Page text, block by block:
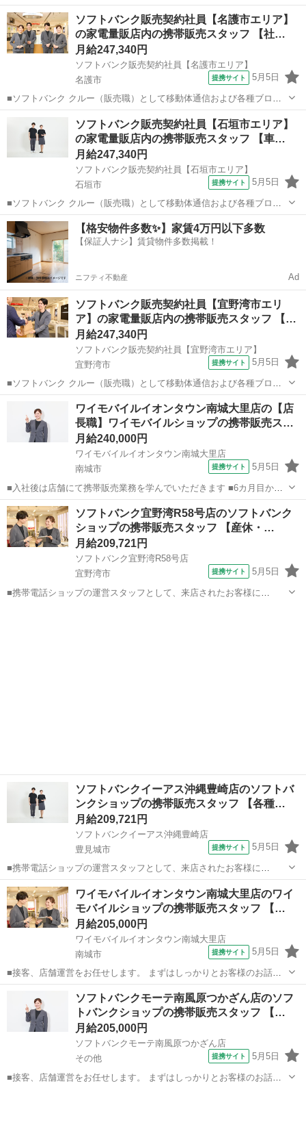
ドバンドサービスの提案・販売をお任せします。 【具体的な業務内
容】 ・スマートフォンなどの販売 ・新規加入やプラン変更の事務手続
き ・その他、各種商品・サービ...
沖縄 糸満市 その他
ソフトバンク販売契約社員【名護市エリア】
の家電量販店内の携帯販売スタッフ 【社…
月給247,340円
ソフトバンク販売契約社員【名護市エリア】
名護市
提携サイト 5月5日
■ソフトバンク クルー（販売職）として移動体通信および各種ブロー
ドバンドサービスの提案・販売をお任せします。 【具体的な業務内
容】 ・スマートフォンなどの販売 ・新規加入やプラン変更の事務手続
き ・その他、各種商品・サービ...
その他
ソフトバンク販売契約社員【石垣市エリア】
の家電量販店内の携帯販売スタッフ 【車…
月給247,340円
ソフトバンク販売契約社員【石垣市エリア】
石垣市
提携サイト 5月5日
■ソフトバンク クルー（販売職）として移動体通信および各種ブロー
ドバンドサービスの提案・販売をお任せします。 【具体的な業務内
容】 ・スマートフォンなどの販売 ・新規加入やプラン変更の事務手続
き ・その他、各種商品・サービ...
沖縄 石垣市 その他
【格安物件多数✨】家賃4万円以下多数
【保証人ナシ】賃貸物件多数掲載！
ニフティ不動産 Ad
ソフトバンク販売契約社員【宜野湾市エリ
ア】の家電量販店内の携帯販売スタッフ 【…
月給247,340円
ソフトバンク販売契約社員【宜野湾市エリア】
宜野湾市
提携サイト 5月5日
■ソフトバンク クルー（販売職）として移動体通信および各種ブロー
ドバンドサービスの提案・販売をお任せします。 【具体的な業務内
容】 ・スマートフォンなどの販売 ・新規加入やプラン変更の事務手続
き ・その他、各種商品・サービ...
その他
ワイモバイルイオンタウン南城大里店の【店
長職】ワイモバイルショップの携帯販売ス…
月給240,000円
ワイモバイルイオンタウン南城大里店
南城市
提携サイト 5月5日
■入社後は店舗にて携帯販売業務を学んでいただきます ■6カ月目から
は副店長として店長の補佐として店舗運営を学んでいただきます ■1年
目からは店長として1店舗をお任せし店舗運営をお願いします ※能力
に応じて期間は異なります...
沖縄 南城市 その他
ソフトバンク宜野湾R58号店のソフトバンク
ショップの携帯販売スタッフ 【産休・…
月給209,721円
ソフトバンク宜野湾R58号店
宜野湾市
提携サイト 5月5日
■携帯電話ショップの運営スタッフとして、来店されたお客様に
ソフトバンクイーアス沖縄豊崎店のソフトバ
ンクショップの携帯販売スタッフ 【各種…
月給209,721円
ソフトバンクイーアス沖縄豊崎店
豊見城市
提携サイト 5月5日
■携帯電話ショップの運営スタッフとして、来店されたお客様に
Android、iPhone、iPadなどの端末及びプランを提案します。 最初は
緊張するかもしれませんが、「お客様のお役に立ちたい」というお気
持ちがあれば大丈夫です。...
沖縄 豊見城市 その他
ワイモバイルイオンタウン南城大里店のワイ
モバイルショップの携帯販売スタッフ 【…
月給205,000円
ワイモバイルイオンタウン南城大里店
南城市
提携サイト 5月5日
■接客、店舗運営をお任せします。 まずはしっかりとお客様のお話を
伺い、お客様に一番良い商品やプランを提案します。 売り場での接客
がメインですが、商品のPOP作りや在庫管理も大切な仕事です。スタ
ッフ同士で連携を取り、様々な仕事...
その他
ソフトバンクモーテ南風原つかざん店のソフ
トバンクショップの携帯販売スタッフ 【…
月給205,000円
ソフトバンクモーテ南風原つかざん店
その他
提携サイト 5月5日
■接客、店舗運営をお任せします。 まずはしっかりとお客様のお話を